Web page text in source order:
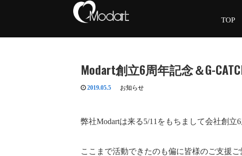
TOP
Modart創立6周年記念＆G-
2019.05.5 お知らせ
弊社Modartは来る5/11をもちまして会社創立
ここまで活動できたのも偏に皆様のご支援